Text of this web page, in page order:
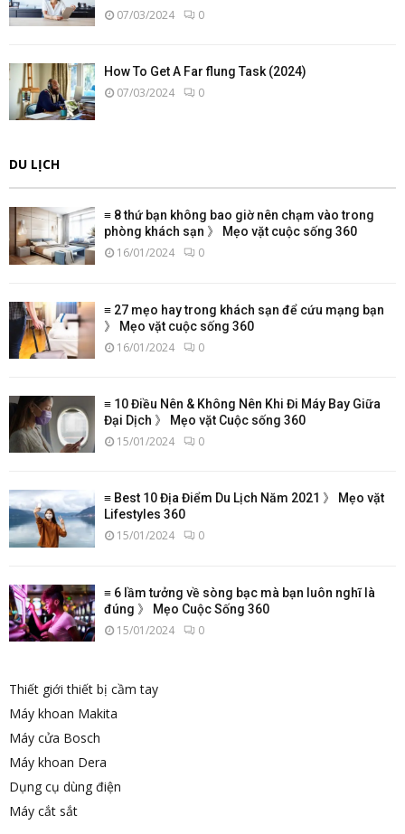
07/03/2024 0
How To Get A Far flung Task (2024)
07/03/2024 0
DU LỊCH
≡ 8 thứ bạn không bao giờ nên chạm vào trong
phòng khách sạn 》 Mẹo vặt cuộc sống 360
16/01/2024 0
≡ 27 mẹo hay trong khách sạn để cứu mạng bạn
》 Mẹo vặt cuộc sống 360
16/01/2024 0
≡ 10 Điều Nên & Không Nên Khi Đi Máy Bay Giữa
Đại Dịch 》 Mẹo vặt Cuộc sống 360
15/01/2024 0
≡ Best 10 Địa Điểm Du Lịch Năm 2021 》 Mẹo vặt
Lifestyles 360
15/01/2024 0
≡ 6 lầm tưởng về sòng bạc mà bạn luôn nghĩ là
đúng 》 Mẹo Cuộc Sống 360
15/01/2024 0
Thiết giới thiết bị cầm tay
Máy khoan Makita
Máy cửa Bosch
Máy khoan Dera
Dụng cụ dùng điện
Máy cắt sắt